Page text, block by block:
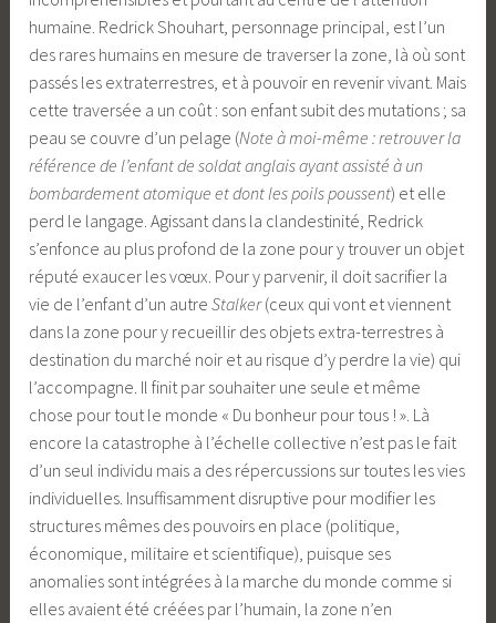
humaine. Redrick Shouhart, personnage principal, est l’un
des rares humains en mesure de traverser la zone, là où sont
passés les extraterrestres, et à pouvoir en revenir vivant. Mais
cette traversée a un coût : son enfant subit des mutations ; sa
peau se couvre d’un pelage (Note à moi-même : retrouver la
référence de l’enfant de soldat anglais ayant assisté à un
bombardement atomique et dont les poils poussent) et elle
perd le langage. Agissant dans la clandestinité, Redrick
s’enfonce au plus profond de la zone pour y trouver un objet
réputé exaucer les vœux. Pour y parvenir, il doit sacrifier la
vie de l’enfant d’un autreStalker(ceux qui vont et viennent
dans la zone pour y recueillir des objets extra-terrestres à
destination du marché noir et au risque d’y perdre la vie) qui
l’accompagne. Il finit par souhaiter une seule et même
chose pour tout le monde « Du bonheur pour tous ! ». Là
encore la catastrophe à l’échelle collective n’est pas le fait
d’un seul individu mais a des répercussions sur toutes les vies
individuelles. Insuffisamment disruptive pour modifier les
structures mêmes des pouvoirs en place (politique,
économique, militaire et scientifique), puisque ses
anomalies sont intégrées à la marche du monde comme si
elles avaient été créées par l’humain, la zone n’en